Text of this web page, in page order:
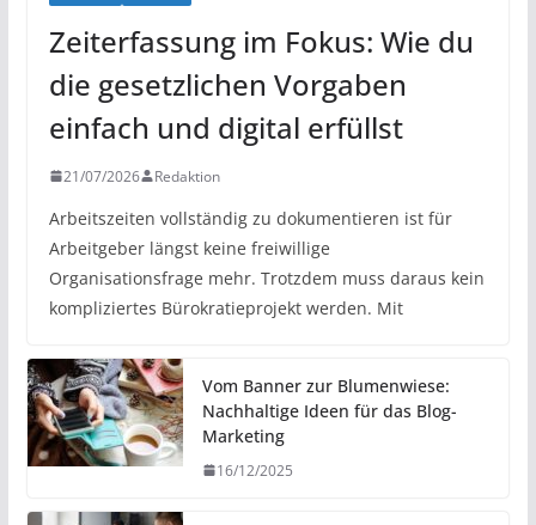
Zeiterfassung im Fokus: Wie du
die gesetzlichen Vorgaben
einfach und digital erfüllst
21/07/2026 Redaktion
Arbeitszeiten vollständig zu dokumentieren ist für
Arbeitgeber längst keine freiwillige
Organisationsfrage mehr. Trotzdem muss daraus kein
kompliziertes Bürokratieprojekt werden. Mit
Vom Banner zur Blumenwiese:
Nachhaltige Ideen für das Blog-
Marketing
16/12/2025